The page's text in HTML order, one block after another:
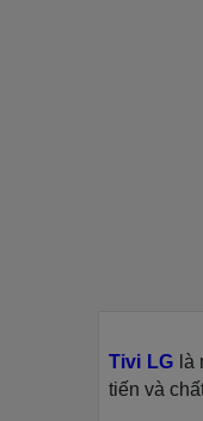
Tivi LG là
tiến và